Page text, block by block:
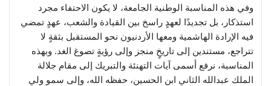
وفي هذه المناسبة الوطنية الجامعة، لا يكون الاحتفاء مجرد
استذكار، بل تجديدًا لعهدٍ راسخ بين القيادة والشعب، عهدٍ تمضي
فيه الإرادة الهاشمية ومعها الأردنيون نحو المستقبل بثقةٍ لا
تتراجع، مستندين إلى تاريخٍ منجز وإلى رؤيةٍ تصوغ الغد. وبهذه
المناسبة، نرفع أسمى آيات التهنئة والتبريك إلى مقام جلالة
الملك عبدالله الثاني ابن الحسين، حفظه الله، وإلى سمو ولي